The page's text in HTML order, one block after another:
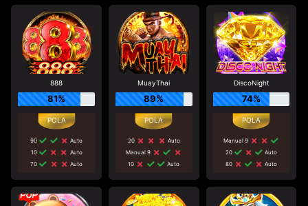
888
81%
90
Auto
10
Auto
70
Auto
MuayThai
89%
20
Auto
Manual 9
10
Auto
DiscoNight
74%
Manual 9
20
Auto
80
Auto